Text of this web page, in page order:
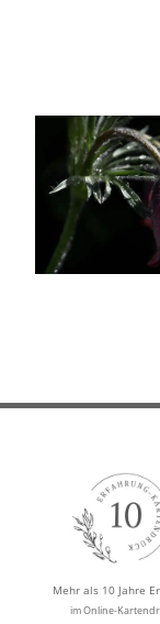
Mehr als 10 Jahre
im Online-